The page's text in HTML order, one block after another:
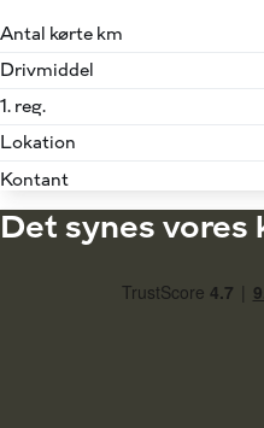
Antal kørte km
Drivmiddel
1. reg.
Lokation
Kontant
Det synes vores